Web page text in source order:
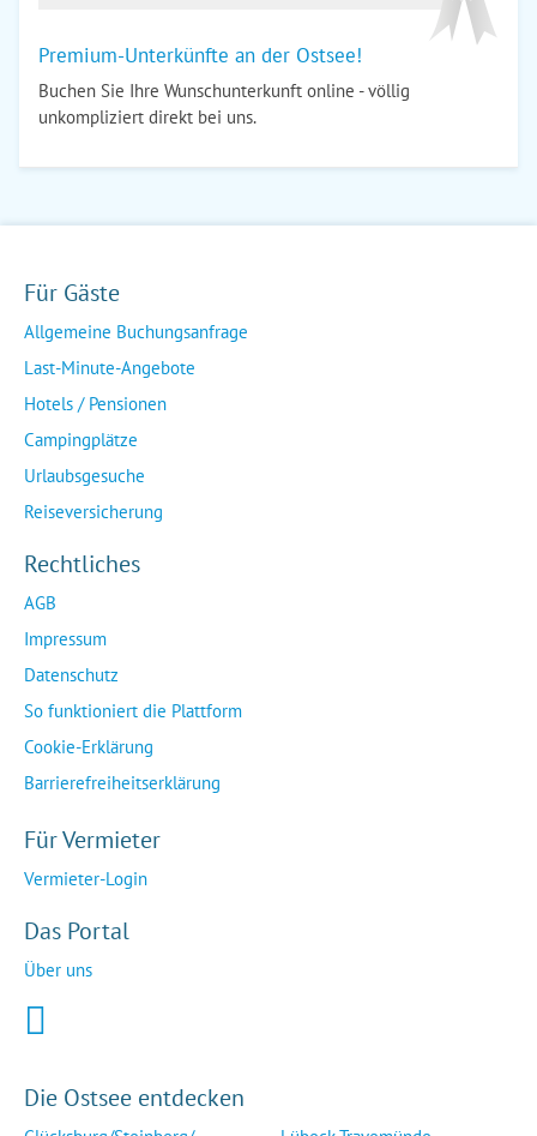
Premium-Unterkünfte an der Ostsee!
Buchen Sie Ihre Wunschunterkunft online - völlig
unkompliziert direkt bei uns.
Für Gäste
Allgemeine Buchungsanfrage
Last-Minute-Angebote
Hotels / Pensionen
Campingplätze
Urlaubsgesuche
Reiseversicherung
Rechtliches
AGB
Impressum
Datenschutz
So funktioniert die Plattform
Cookie-Erklärung
Barrierefreiheitserklärung
Für Vermieter
Vermieter-Login
Das Portal
Über uns
Die Ostsee entdecken